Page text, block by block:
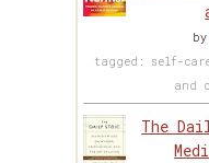
tagged: self-
and
The